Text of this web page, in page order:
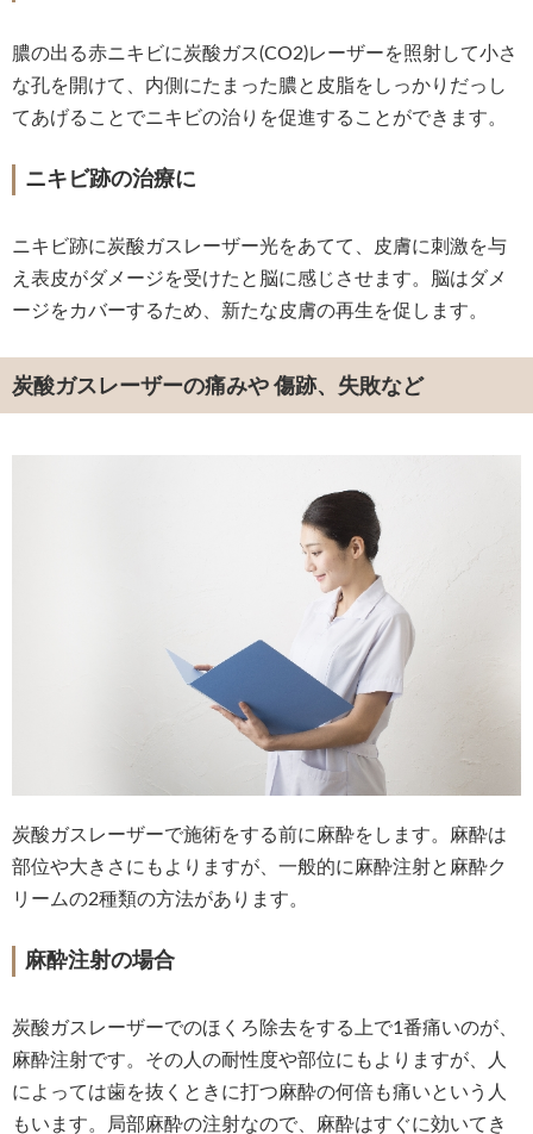
膿の出る赤ニキビに炭酸ガス(CO2)レーザーを照射して小さ
な孔を開けて、内側にたまった膿と皮脂をしっかりだっし
てあげることでニキビの治りを促進することができます。
ニキビ跡の治療に
ニキビ跡に炭酸ガスレーザー光をあてて、皮膚に刺激を与
え表皮がダメージを受けたと脳に感じさせます。脳はダメ
ージをカバーするため、新たな皮膚の再生を促します。
炭酸ガスレーザーの痛みや 傷跡、失敗など
炭酸ガスレーザーで施術をする前に麻酔をします。麻酔は
部位や大きさにもよりますが、一般的に麻酔注射と麻酔ク
リームの2種類の方法があります。
麻酔注射の場合
炭酸ガスレーザーでのほくろ除去をする上で1番痛いのが、
麻酔注射です。その人の耐性度や部位にもよりますが、人
によっては歯を抜くときに打つ麻酔の何倍も痛いという人
もいます。局部麻酔の注射なので、麻酔はすぐに効いてき